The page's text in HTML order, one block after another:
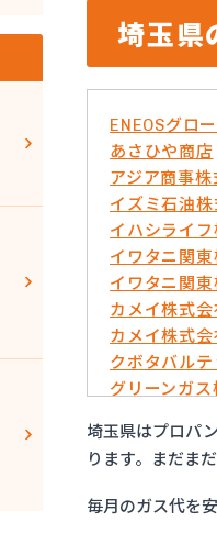
埼玉県
ENEOSグロ
あさひや商店
アジア商事
イズミ石油
イハシライ
イワタニ関
イワタニ関
カメイ株式
カメイ株式
クボタバル
グリーンガ
サシダ商事
さわだ商店
ツルミエネル
フジオック
埼玉県はプロパ
ります。まだま
毎月のガス代を